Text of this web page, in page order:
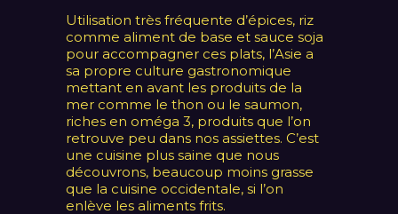
Utilisation très fréquente d’épices, riz
comme aliment de base et sauce soja
pour accompagner ces plats, l’Asie a
sa propre culture gastronomique
mettant en avant les produits de la
mer comme le thon ou le saumon,
riches en oméga 3, produits que l’on
retrouve peu dans nos assiettes. C’est
une cuisine plus saine que nous
découvrons, beaucoup moins grasse
que la cuisine occidentale, si l’on
enlève les aliments frits.